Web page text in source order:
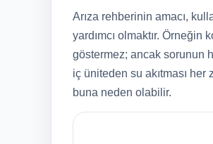
Arıza rehberinin amacı,
yardımcı olmaktır. Örneğin
göstermez; ancak sorunun
iç üniteden su akıtması her
buna neden olabilir.